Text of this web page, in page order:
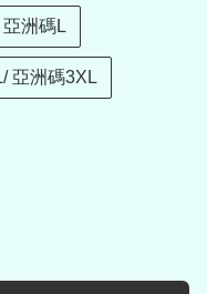
亞洲碼L
亞洲碼3XL